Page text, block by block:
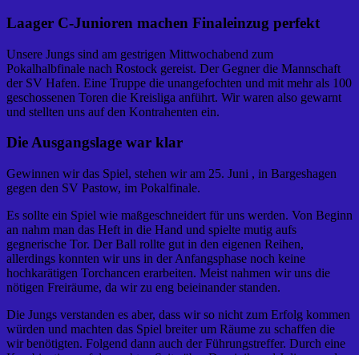
Laager C-Junioren machen Finaleinzug perfekt
Unsere Jungs sind am gestrigen Mittwochabend zum
Pokalhalbfinale nach Rostock gereist. Der Gegner die Mannschaft
der SV Hafen. Eine Truppe die unangefochten und mit mehr als 100
geschossenen Toren die Kreisliga anführt. Wir waren also gewarnt
und stellten uns auf den Kontrahenten ein.
Die Ausgangslage war klar
Gewinnen wir das Spiel, stehen wir am 25. Juni , in Bargeshagen
gegen den SV Pastow, im Pokalfinale.
Es sollte ein Spiel wie maßgeschneidert für uns werden. Von Beginn
an nahm man das Heft in die Hand und spielte mutig aufs
gegnerische Tor. Der Ball rollte gut in den eigenen Reihen,
allerdings konnten wir uns in der Anfangsphase noch keine
hochkarätigen Torchancen erarbeiten. Meist nahmen wir uns die
nötigen Freiräume, da wir zu eng beieinander standen.
Die Jungs verstanden es aber, dass wir so nicht zum Erfolg kommen
würden und machten das Spiel breiter um Räume zu schaffen die
wir benötigten. Folgend dann auch der Führungstreffer. Durch eine